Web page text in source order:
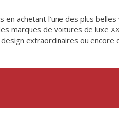
achetant l’une des plus
marques de voitures de luxe
extraordinaires ou encore